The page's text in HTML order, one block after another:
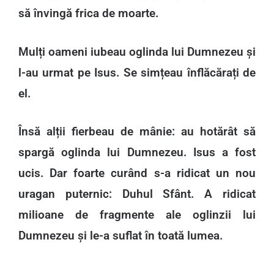
să învingă frica de moarte.
Mulți oameni iubeau oglinda lui Dumnezeu și
l-au urmat pe Isus. Se simțeau înflăcărați de
el.
Însă alții fierbeau de mânie: au hotărât să
spargă oglinda lui Dumnezeu. Isus a fost
ucis. Dar foarte curând s-a ridicat un nou
uragan puternic: Duhul Sfânt. A ridicat
milioane de fragmente ale oglinzii lui
Dumnezeu și le-a suflat în toată lumea.